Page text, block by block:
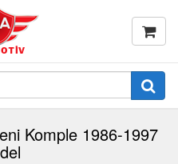
Komple 1986-1997